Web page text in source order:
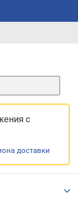
с
доставки